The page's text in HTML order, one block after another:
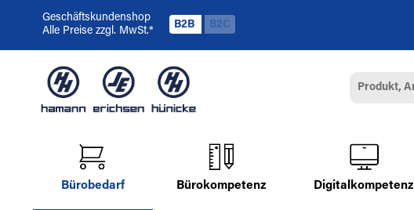
Geschäftskundenshop
Alle Preise zzgl. MwSt.*
B2B B2C
Bürobedarf Bürokompetenz Digitalkompetenz